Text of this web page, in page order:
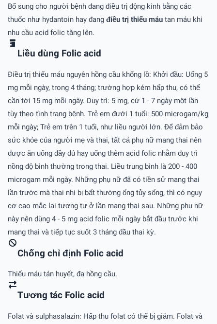
Bổ sung cho người bệnh đang điều trị động kinh bằng các
thuốc như hydantoin hay đang điều trị thiếu máu tan máu khi
nhu cầu acid folic tăng lên.
Liều dùng Folic acid
Ðiều trị thiếu máu nguyên hồng cầu khổng lồ: Khởi đầu: Uống 5
mg mỗi ngày, trong 4 tháng; trường hợp kém hấp thu, có thể
cần tới 15 mg mỗi ngày. Duy trì: 5 mg, cứ 1 - 7 ngày một lần
tùy theo tình trạng bệnh. Trẻ em đưới 1 tuổi: 500 microgam/kg
mỗi ngày; Trẻ em trên 1 tuổi, như liều người lớn. Ðể đảm bảo
sức khỏe của người mẹ và thai, tất cả phụ nữ mang thai nên
được ăn uống đầy đủ hay uống thêm acid folic nhằm duy trì
nồng độ bình thường trong thai. Liều trung bình là 200 - 400
microgam mỗi ngày. Những phụ nữ đã có tiền sử mang thai
lần trước mà thai nhi bị bất thường ống tủy sống, thì có nguy
cơ cao mắc lại tương tự ở lần mang thai sau. Những phụ nữ
này nên dùng 4 - 5 mg acid folic mỗi ngày bắt đầu trước khi
mang thai và tiếp tục suốt 3 tháng đầu thai kỳ.
Chống chỉ định Folic acid
Thiếu máu tán huyết, đa hồng cầu.
Tương tác Folic acid
Folat và sulphasalazin: Hấp thu folat có thể bị giảm. Folat và